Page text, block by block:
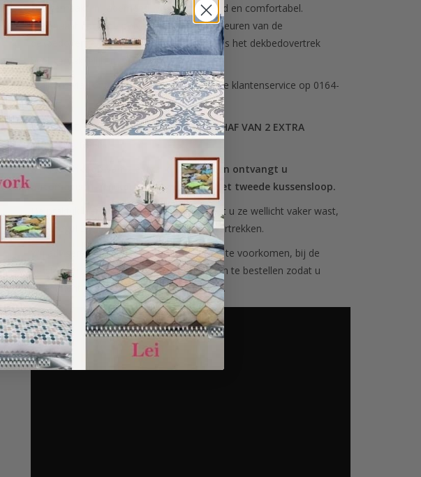
zijn gemaakt, nl. ademend, vochtregulerend en comfortabel.
Daarnaast zorgt de polyesterkern dat de kleuren van de
dekbedovertrekken langer mooi blijven en is het dekbedovertrek
heel gemakkelijk in onderhoud.
Mail ons via
contact@sofiben.comof bel de klantenservice op 0164-
686071.
ATTENTIE: EXTRA VOORDEEL BIJ AANSCHAF VAN 2 EXTRA
KUSSENSLOPEN.
Bij de aankoop van 2 extra kussenslopen ontvangt u
automatisch een korting van 10% op het tweede kussensloop.
De praktijk leert dat kussenslopen, doordat u ze wellicht vaker wast,
in de regel sneller slijten dan de dekbedovertrekken.
Wij adviseren dan ook, om teleurstellingen te voorkomen, bij de
eerste aankoop een extra set kussenslopen te bestellen zodat u
langer kunt genieten van een complete set.